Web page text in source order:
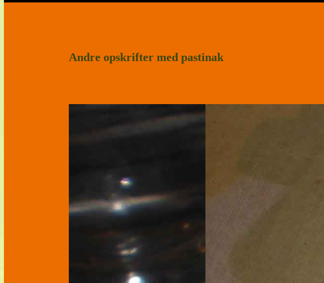
Andre opskrifter med pastinak